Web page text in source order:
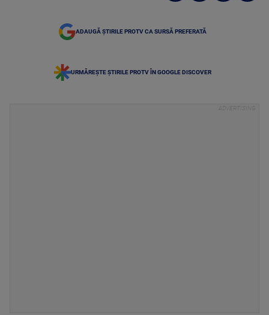
ADAUGĂ ȘTIRILE PROTV CA SURSĂ PREFERATĂ
URMĂREȘTE ȘTIRILE PROTV ÎN GOOGLE DISCOVER